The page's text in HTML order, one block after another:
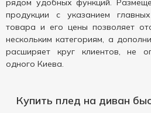
рядом удобных функций.
продукции с указанием
товара и его цены позволяет
нескольким категориям, а
расширяет круг клиентов, не
одного Киева.
Купить плед на диван